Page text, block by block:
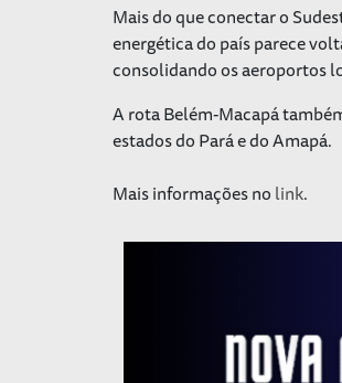
Mais do que conectar o
energética do país parece
consolidando os aeroportos
A rota Belém-Macapá
estados do Pará e do Amapá.
Mais informações nolink.